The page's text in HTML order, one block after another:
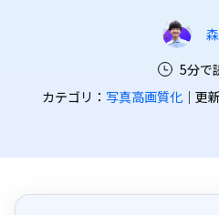
5分で
カテゴリ： 写真高画質化｜更